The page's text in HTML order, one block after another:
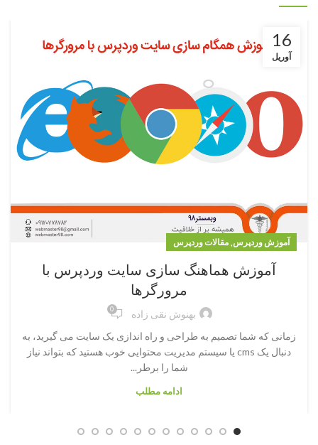
16
آوریل
آموزش وردپرس, مقالات وردپرس
آموزش هماهنگ سازی سایت وردپرس با
مرورگرها
بهنوش نقی زاده 0
زمانی که شما تصمیم به طراحی و راه اندازی یک سایت می گیرید، به
دنبال یک cms یا سیستم مدیریت محتوایی خوب هستید که بتواند نیاز
شما را برطر...
ادامه مطلب